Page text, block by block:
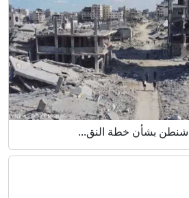
بشأن خطة النق...